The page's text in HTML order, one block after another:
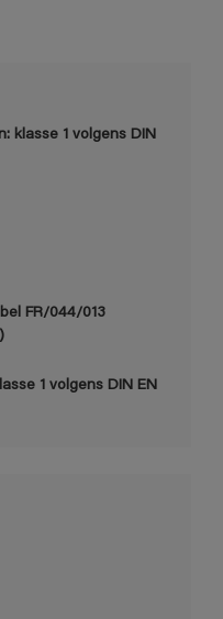
klasse 1 volgens DIN
FR/044/013
1 volgens DIN EN